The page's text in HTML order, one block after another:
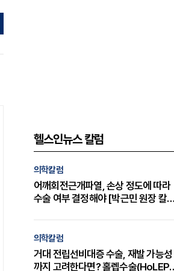
헬스인뉴스 칼럼
의학칼럼
어깨회전근개파열, 손상 정도에 따라
수술 여부 결정해야 [박근민 원장 칼
의학칼럼
거대 전립선비대증 수술, 재발 가능성
까지 고려한다면? 홀렙수술(HoLEP)